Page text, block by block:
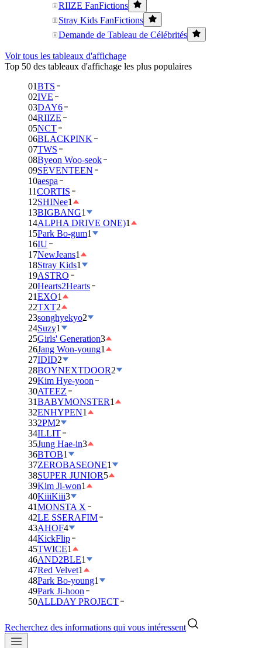
RIIZE FanFictions
Stray Kids FanFictions
Demande de Tableau de Célébrités
Voir tous les tableaux d'affichage
Top 50 des tableaux d'affichage les plus populaires
01BTS
02IVE
03DAY6
04RIIZE
05NCT
06BLACKPINK
07TWS
08Byeon Woo-seok
09SEVENTEEN
10aespa
11CORTIS
12SHINee1
13BIGBANG1
14ALPHA DRIVE ONE)1
15Park Bo-gum1
16IU
17NewJeans1
18Stray Kids1
19ASTRO
20Hearts2Hearts
21EXO1
22TXT2
23songhyekyo2
24Suzy1
25Girls' Generation3
26Jang Won-young1
27IDID2
28BOYNEXTDOOR2
29Kim Hye-yoon
30ATEEZ
31BABYMONSTER1
32ENHYPEN1
332PM2
34ILLIT
35Jung Hae-in3
36BTOB1
37ZEROBASEONE1
38SUPER JUNIOR5
39Kim Ji-won1
40KiiiKiii3
41MONSTA X
42LE SSERAFIM
43AHOF4
44KickFlip
45TWICE1
46AND2BLE1
47Red Velvet1
48Park Bo-young1
49Park Ji-hoon
50ALLDAY PROJECT
Recherchez des informations qui vous intéressent